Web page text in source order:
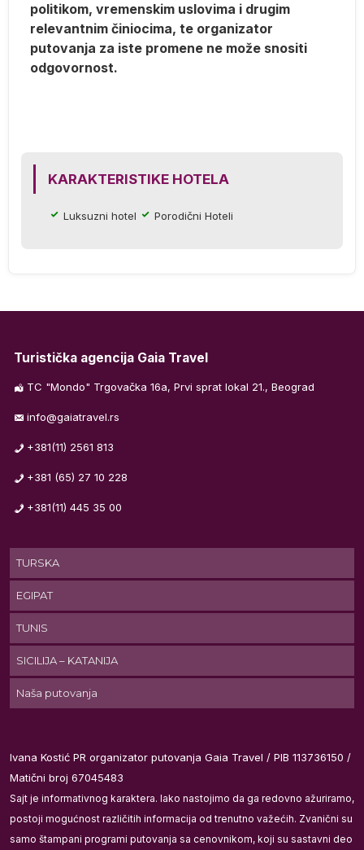
politikom, vremenskim uslovima i drugim
relevantnim činiocima, te organizator
putovanja za iste promene ne može snositi
odgovornost.
KARAKTERISTIKE HOTELA
Luksuzni hotel Porodični Hoteli
Turistička agencija Gaia Travel
TC "Mondo" Trgovačka 16a, Prvi sprat lokal 21., Beograd
info@gaiatravel.rs
+381(11) 2561 813
+381 (65) 27 10 228
+381(11) 445 35 00
TURSKA
EGIPAT
TUNIS
SICILIJA – KATANIJA
Naša putovanja
Ivana Kostić PR organizator putovanja Gaia Travel / PIB 113736150 /
Matični broj 67045483
Sajt je informativnog karaktera. Iako nastojimo da ga redovno ažuriramo,
postoji mogućnost različitih informacija od trenutno važećih. Zvanični su
samo štampani programi putovanja sa cenovnikom, koji su sastavni deo